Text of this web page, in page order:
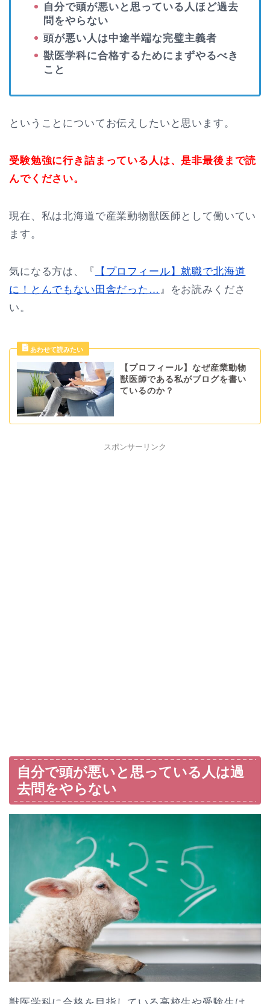
自分で頭が悪いと思っている人ほど過去
問をやらない
頭が悪い人は中途半端な完璧主義者
獣医学科に合格するためにまずやるべき
こと
ということについてお伝えしたいと思います。
受験勉強に行き詰まっている人は、是非最後まで読
んでください。
現在、私は北海道で産業動物獣医師として働いてい
ます。
気になる方は、『
【プロフィール】就職で北海道
に！とんでもない田舎だった… 』をお読みくださ
い。
【プロフィール】なぜ産業動物
獣医師である私がブログを書い
ているのか？
スポンサーリンク
自分で頭が悪いと思っている人は過
去問をやらない